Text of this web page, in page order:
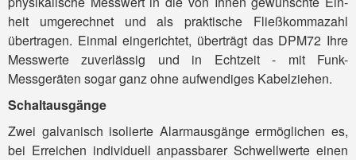
heit umge­rechnet und als prak­tische Fließ­komma­zahl
übertragen. Einmal einge­richtet, über­trägt das DPM72 Ihre
Mess­werte zuver­lässig und in Echt­zeit - mit Funk-
Messgeräten sogar ganz ohne auf­wendiges Kabel­ziehen.
Schaltausgänge
Zwei galva­nisch iso­lierte Alarm­ausgänge ermöglichen es,
bei Errei­chen indi­viduell anpass­barer Schwell­werte einen